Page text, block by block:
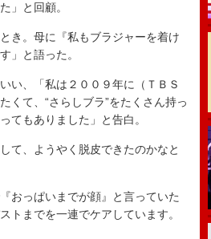
」と回顧。
き。母に『私もブラジャーを着け
」と語った。
い、「私は２００９年に（ＴＢＳ
くて、“さらしブラ”をたくさん持っ
てもありました」と告白。
て、ようやく脱皮できたのかなと
おっぱいまでが顔』と言っていた
トまでを一連でケアしています。